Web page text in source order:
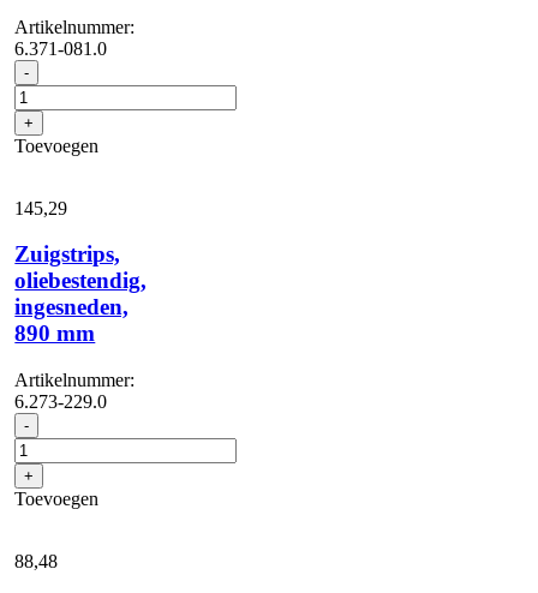
Artikelnummer:
6.371-081.0
- Pad,
Zacht,
beige,
432
mm,
x
aantal
+
Toevoegen
145,29
Zuigstrips,
oliebestendig,
ingesneden,
890 mm
Artikelnummer:
6.273-229.0
- Zuigstrips,
oliebestendig,
ingesneden,
890
mm
+
Toevoegen
88,48